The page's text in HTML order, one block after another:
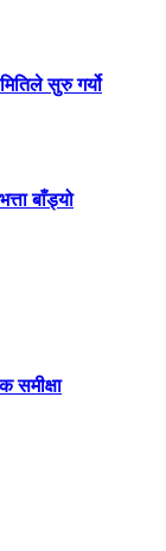
सुरु गर्यो
बाँड्यो
समीक्षा